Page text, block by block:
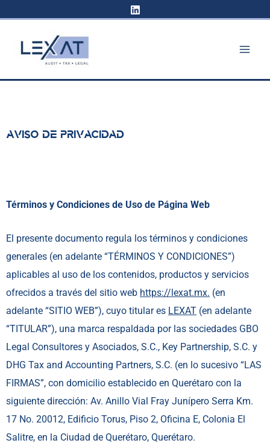
contenido
AVISO DE PRIVACIDAD
Términos y Condiciones de Uso de Página Web
El presente documento regula los términos y condiciones
generales (en adelante “TÉRMINOS Y CONDICIONES”)
aplicables al uso de los contenidos, productos y servicios
ofrecidos a través del sitio web https://lexat.mx. (en
adelante “SITIO WEB”), cuyo titular es LEXAT (en adelante
“TITULAR”), una marca respaldada por las sociedades GBO
Legal Consultores y Asociados, S.C., Key Partnership, S.C. y
DHG Tax and Accounting Partners, S.C. (en lo sucesivo “LAS
FIRMAS”, con domicilio establecido en Querétaro con la
siguiente dirección: Av. Anillo Vial Fray Junípero Serra Km.
17 No. 20012, Edificio Torus, Piso 2, Oficina E, Colonia El
Salitre, en la Ciudad de Querétaro, Querétaro.